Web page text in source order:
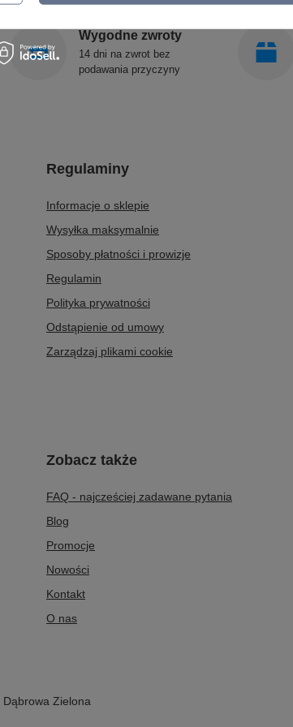
Wygodne zwroty
14 dni na zwrot bez
podawania przyczyny
Regulaminy
Informacje o sklepie
Wysyłka maksymalnie
Sposoby płatności i prowizje
Regulamin
Polityka prywatności
Odstąpienie od umowy
Zarządzaj plikami cookie
Zobacz także
FAQ - najcześciej zadawane pytania
Blog
Promocje
Nowości
Kontakt
O nas
Dąbrowa Zielona